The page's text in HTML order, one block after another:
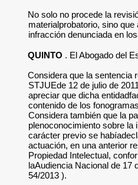
No solo no procede la
materialprobatorio, sino
infracción denunciada en
QUINTO . El Abogado del
Considera que la sentencia
STJUEde 12 de julio de
apreciar que dicha
contenido de los
Considera también que la
plenoconocimiento sobre la
carácter previo se
actuación, en una anterior
Propiedad Intelectual,
laAudiencia Nacional de 17
54/2013 ).